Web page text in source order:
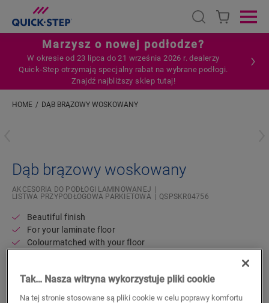
Open search
Marzysz o nowej podłodze?
W okresie od 23 lipca do 21 września 2026 r. dealerzy
Quick‑Step otrzymają specjalny rabat na wybrane podłogi.
Znajdź najbliższy sklep tutaj!
HOME DĄB BRĄZOWY WOSKOWANY
Dąb brązowy woskowany
AKCESORIA DO PODŁOGI LAMINOWANEJ
LISTWA PRZYPODŁOGOWA PARKIETOWA
QSPSKR04756
Beautiful finish
For your laminate floor
Colourmatched with your floor
26,20PLN/m
Sugerowana cena brutto
Tak… Nasza witryna wykorzystuje pliki cookie
Na tej stronie stosowane są pliki cookie w celu poprawy komfortu